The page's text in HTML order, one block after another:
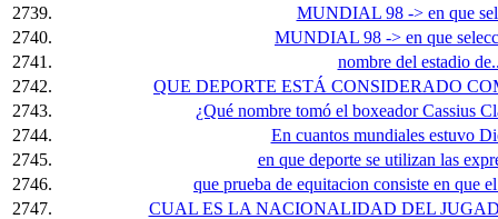
2739.
MUNDIAL 98 -> en que
2740.
MUNDIAL 98 -> en que
2741.
nombre del estadio
2742.
QUE DEPORTE ESTÁ CONSIDERADO
2743.
¿Qué nombre tomó el boxeador Cassius
2744.
En cuantos mundiales estuvo
2745.
en que deporte se utilizan las
2746.
que prueba de equitacion consiste en que
2747.
CUAL ES LA NACIONALIDAD DEL